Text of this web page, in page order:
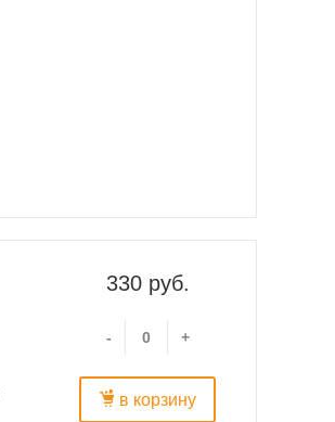
330 руб.
- +
в корзину